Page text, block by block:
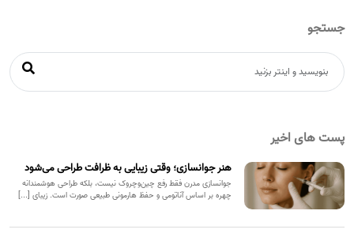
جستجو
پست های اخیر
هنر جوانسازی؛ وقتی زیبایی به ظرافت طراحی می‌شود
جوانسازی مدرن فقط رفع چین‌وچروک نیست، بلکه طراحی هوشمندانه
چهره بر اساس آناتومی و حفظ هارمونی طبیعی صورت است. زیبای [...]